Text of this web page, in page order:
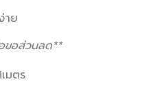
าย
ขอส่วนลด**
มตร